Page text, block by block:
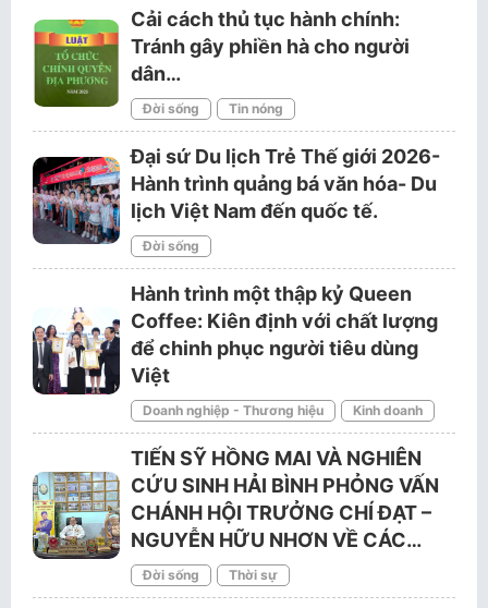
Cải cách thủ tục hành chính:
Tránh gây phiền hà cho người
dân…
Đời sống Tin nóng
Đại sứ Du lịch Trẻ Thế giới 2026-
Hành trình quảng bá văn hóa- Du
lịch Việt Nam đến quốc tế.
Đời sống
Hành trình một thập kỷ Queen
Coffee: Kiên định với chất lượng
để chinh phục người tiêu dùng
Việt
Doanh nghiệp - Thương hiệu Kinh doanh
TIẾN SỸ HỒNG MAI VÀ NGHIÊN
CỨU SINH HẢI BÌNH PHỎNG VẤN
CHÁNH HỘI TRƯỞNG CHÍ ĐẠT –
NGUYỄN HỮU NHƠN VỀ CÁC…
Đời sống Thời sự